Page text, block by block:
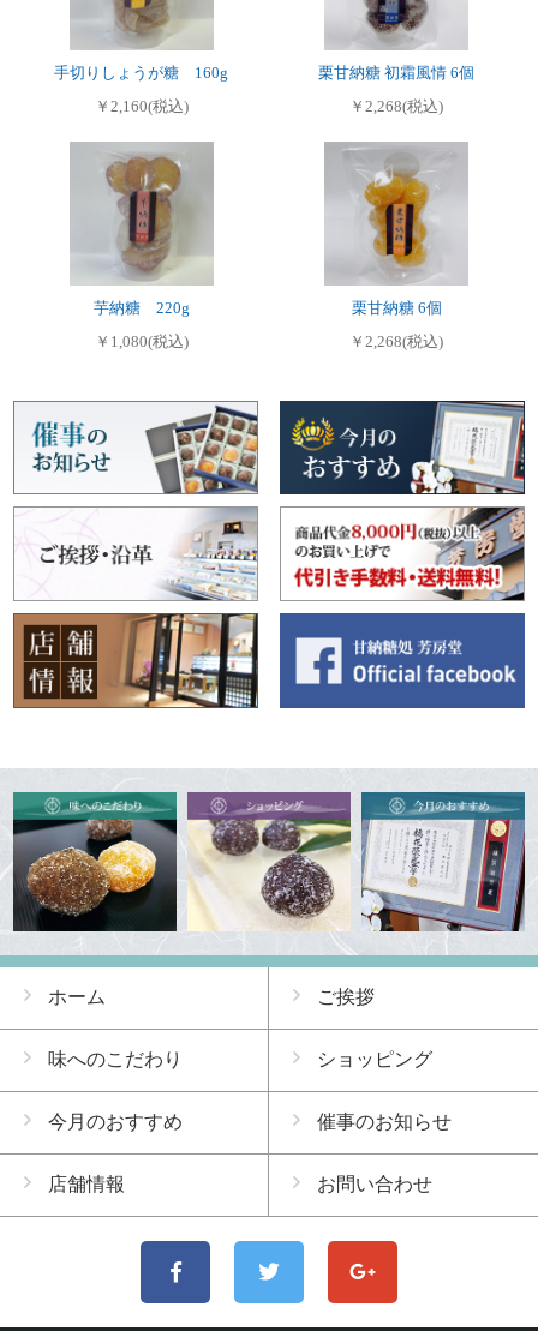
手切りしょうが糖 160g
￥2,160(税込)
栗甘納糖 初霜風情 6個
￥2,268(税込)
芋納糖 220g
￥1,080(税込)
栗甘納糖 6個
￥2,268(税込)
ホーム ご挨拶
味へのこだわり ショッピング
今月のおすすめ 催事のお知らせ
店舗情報 お問い合わせ